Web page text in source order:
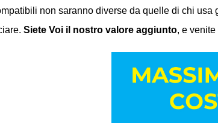
non saranno diverse da quelle di chi
Siete Voi il nostro valore aggiunto, e